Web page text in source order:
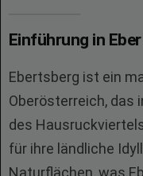
Einführung in
Ebertsberg ist ein
Oberösterreich, das
des
für ihre ländliche
Naturflächen, was